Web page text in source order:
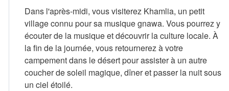
Dans l'après-midi, vous visiterez Khamlia, un petit
village connu pour sa musique gnawa. Vous pourrez y
écouter de la musique et découvrir la culture locale. À
la fin de la journée, vous retournerez à votre
campement dans le désert pour assister à un autre
coucher de soleil magique, dîner et passer la nuit sous
un ciel étoilé.